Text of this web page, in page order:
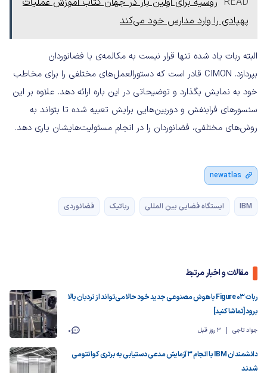
پهپادی را وارد مدارس خود می‌کند
البته ربات یاد شده تنها قرار نیست به مکالمه‌ی با فضانوردان
بپردازد. CIMON قادر است که دستورالعمل‌های مختلفی را برای مخاطب
خود به نمایش بگذارد و توضیحاتی در این باره ارائه دهد. علاوه بر این
سنسور‌های فرابنفش و دوربین‌هایی برایش تعبیه شده تا بتواند به
روش‌های مختلفی، فضانوردان را در انجام مسئولیت‌هایشان یاری دهد.
newatlas
IBM ایستگاه فضایی بین المللی رباتیک فضانوردی
مقالات و اخبار مرتبط
ربات Figure 03 با هوش مصنوعی جدید خود حالا می‌تواند از نردبان بالا
برود [تماشا کنید]
جواد تاجی 3 روز قبل 0
دانشمندان IBM با انجام ۳ آزمایش مدعی دستیابی به برتری کوانتومی
شدند